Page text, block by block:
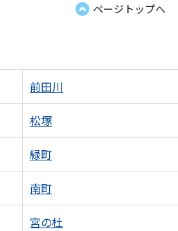
ページトップへ
前田川
松塚
緑町
南町
宮の杜